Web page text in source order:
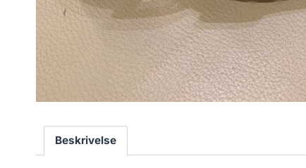
Beskrivelse